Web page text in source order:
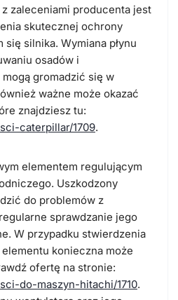
zaleceniami producenta jest
skutecznej ochrony
silnika. Wymiana płynu
osadów i
gromadzić się w
ważne może okazać
znajdziesz tu:
caterpillar/1709.
elementem regulującym
Uszkodzony
do problemów z
sprawdzanie jego
W przypadku stwierdzenia
konieczna może
ofertę na stronie:
do-maszyn-hitachi/1710.